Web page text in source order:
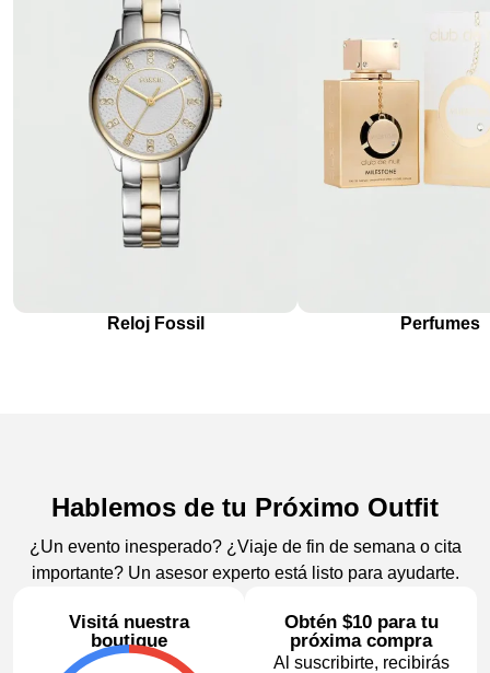
Reloj Fossil Perfumes
Hablemos de tu Próximo Outfit
¿Un evento inesperado? ¿Viaje de fin de semana o cita
importante? Un asesor experto está listo para ayudarte.
Visitá nuestra
boutique
Obtén $10 para tu
próxima compra
Al suscribirte, recibirás